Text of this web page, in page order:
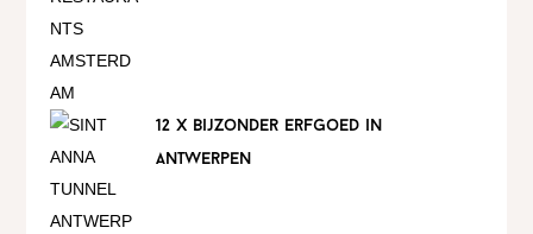
12 x bijzonder erfgoed in
antwerpen